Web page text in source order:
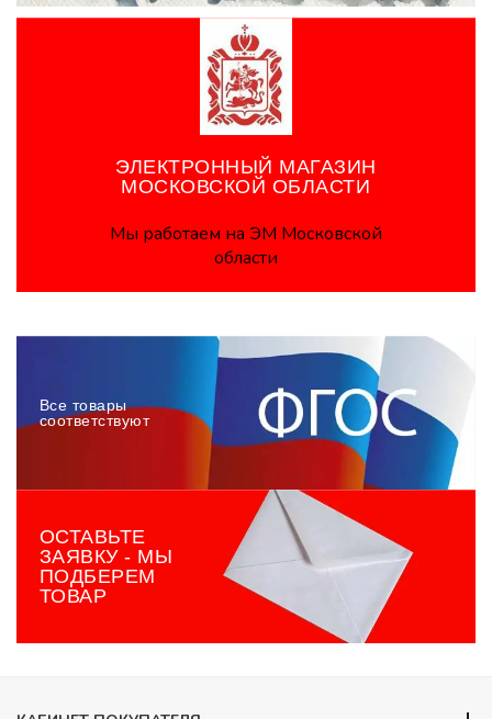
ЭЛЕКТРОННЫЙ МАГАЗИН
МОСКОВСКОЙ ОБЛАСТИ
Мы работаем на ЭМ Московской
области
Все товары
соответствуют
ОСТАВЬТЕ
ЗАЯВКУ - МЫ
ПОДБЕРЕМ
ТОВАР